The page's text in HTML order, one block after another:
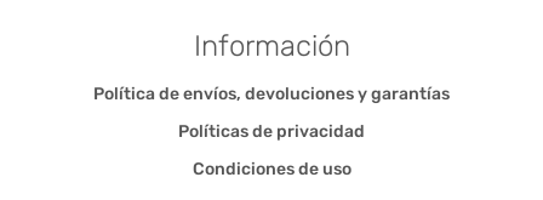
Información
Política de envíos, devoluciones y garantías
Políticas de privacidad
Condiciones de uso